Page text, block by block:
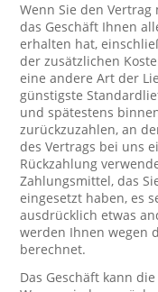
Wenn Sie den
das Geschäft Ihnen
erhalten hat,
der zusätzlichen
eine andere Art der
günstigste
und spätestens
zurückzuzahlen, an
des Vertrags bei uns
Rückzahlung
Zahlungsmittel, das
eingesetzt haben, es
ausdrücklich etwas
werden Ihnen wegen
berechnet.
Das Geschäft kann